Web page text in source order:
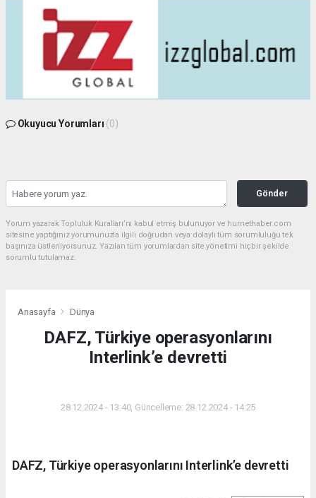
Okuyucu Yorumları (0)
Gönder
Yorum yazarak Topluluk Kuralları’nı kabul etmiş bulunuyor ve hurnethaber.com
sitesine yaptığınız yorumunuzla ilgili doğrudan veya dolaylı tüm sorumluluğu tek
başınıza üstleniyorsunuz. Yazılan tüm yorumlardan site yönetimi hiçbir şekilde
sorumlu tutulamaz.
Anasayfa Dünya
DAFZ, Türkiye operasyonlarını
Interlink’e devretti
28.12.2024 - 13:40, Güncelleme: 28.12.2024 - 14:25
DAFZ, Türkiye operasyonlarını Interlink’e devretti